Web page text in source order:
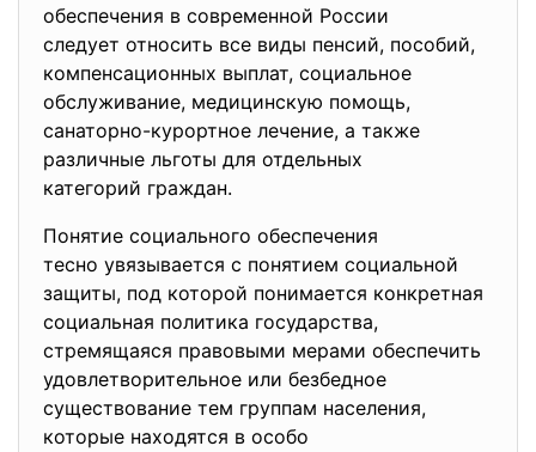
обеспечения в современной России
следует относить все виды пенсий, пособий,
компенсационных выплат, социальное
обслуживание, медицинскую помощь,
санаторно-курортное лечение, а также
различные льготы для отдельных
категорий граждан.
Понятие социального обеспечения
тесно увязывается с понятием социальной
защиты, под которой понимается конкретная
социальная политика государства,
стремящаяся правовыми мерами обеспечить
удовлетворительное или безбедное
существование тем группам населения,
которые находятся в особо